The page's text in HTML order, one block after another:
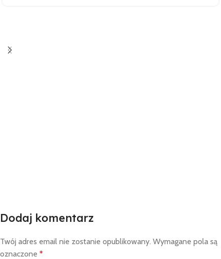
Dodaj komentarz
Twój adres email nie zostanie opublikowany. Wymagane pola są
oznaczone *